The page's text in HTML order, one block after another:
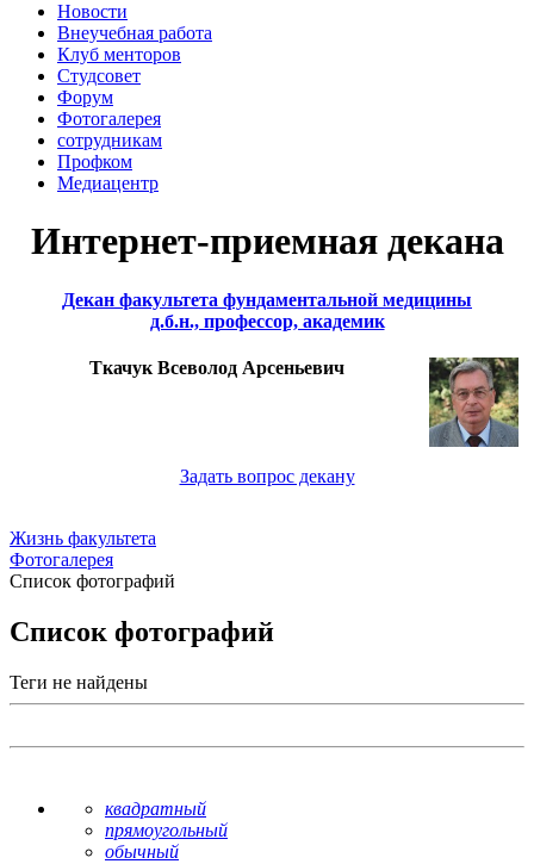
Новости
Внеучебная работа
Клуб менторов
Студсовет
Форум
Фотогалерея
сотрудникам
Профком
Медиацентр
Интернет-приемная декана
Декан факультета фундаментальной медицины
д.б.н., профессор, академик
Ткачук Всеволод Арсеньевич
Задать вопрос декану
Жизнь факультета
Фотогалерея
Список фотографий
Список фотографий
Теги не найдены
квадратный
прямоугольный
обычный